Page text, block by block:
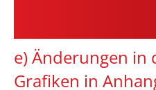
e) Änderungen in
Grafiken in